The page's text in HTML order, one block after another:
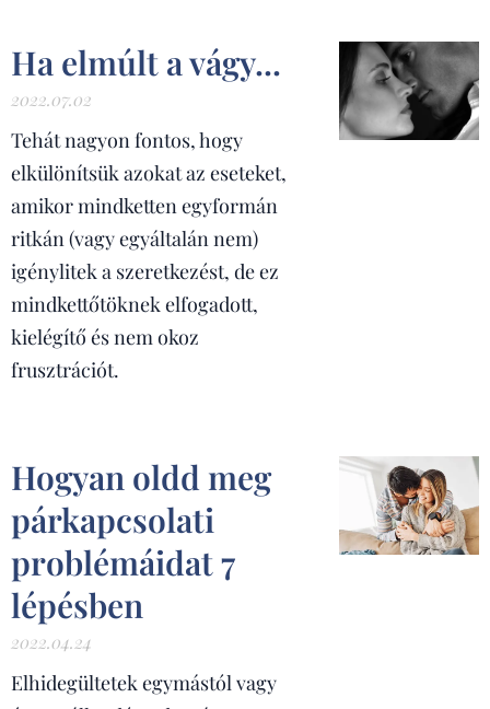
Ha elmúlt a vágy...
2022.07.02
Tehát nagyon fontos, hogy
elkülönítsük azokat az eseteket,
amikor mindketten egyformán
ritkán (vagy egyáltalán nem)
igénylitek a szeretkezést, de ez
mindkettőtöknek elfogadott,
kielégítő és nem okoz
frusztrációt.
Hogyan oldd meg
párkapcsolati
problémáidat 7
lépésben
2022.04.24
Elhidegültetek egymástól vagy